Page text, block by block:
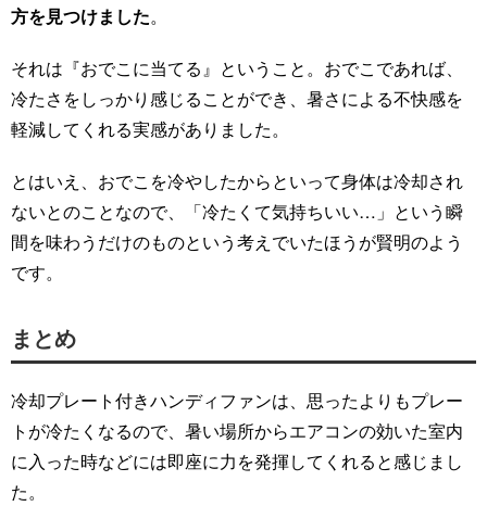
方を見つけました。
それは『おでこに当てる』ということ。おでこであれば、
冷たさをしっかり感じることができ、暑さによる不快感を
軽減してくれる実感がありました。
とはいえ、おでこを冷やしたからといって身体は冷却され
ないとのことなので、「冷たくて気持ちいい…」という瞬
間を味わうだけのものという考えでいたほうが賢明のよう
です。
まとめ
冷却プレート付きハンディファンは、思ったよりもプレー
トが冷たくなるので、暑い場所からエアコンの効いた室内
に入った時などには即座に力を発揮してくれると感じまし
た。